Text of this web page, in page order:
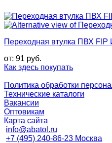
Переходная втулка ПВХ FIP
от: 91 руб.
Как здесь покупать
Политика обработки
Технические каталоги
Вакансии
Оптовикам
Карта сайта
info@abatol.ru
+7 (495) 240-86-23 Москва